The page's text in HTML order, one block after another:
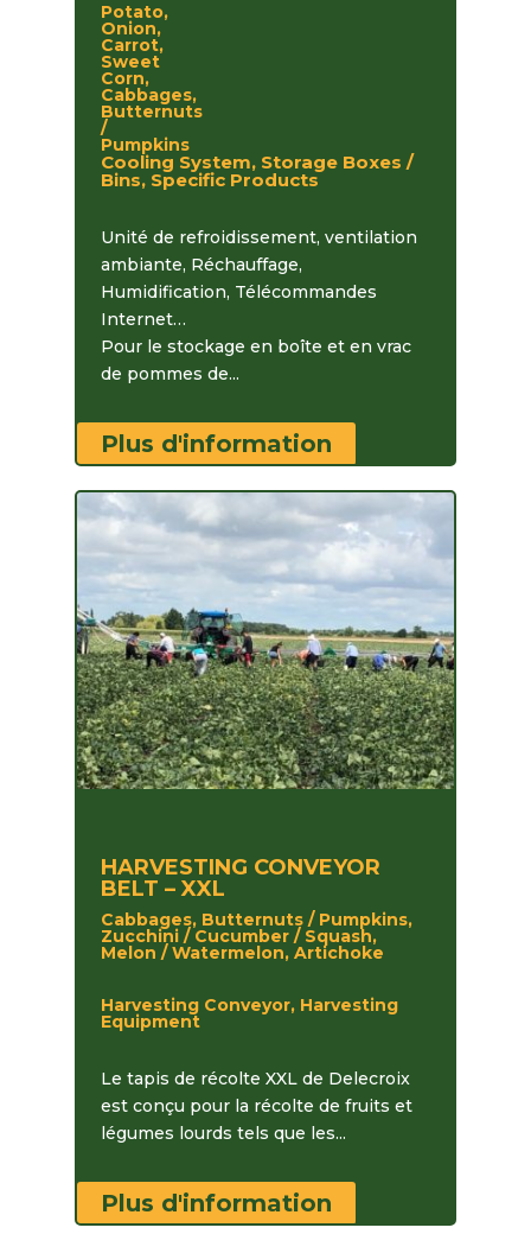
Potato,
Onion,
Carrot,
Sweet
Corn,
Cabbages,
Butternuts
/
Pumpkins
Cooling System, Storage Boxes /
Bins, Specific Products
Unité de refroidissement, ventilation
ambiante, Réchauffage,
Humidification, Télécommandes
Internet…
Pour le stockage en boîte et en vrac
de pommes de...
Plus d'information
HARVESTING CONVEYOR
BELT – XXL
Cabbages, Butternuts / Pumpkins,
Zucchini / Cucumber / Squash,
Melon / Watermelon, Artichoke
Harvesting Conveyor, Harvesting
Equipment
Le tapis de récolte XXL de Delecroix
est conçu pour la récolte de fruits et
légumes lourds tels que les...
Plus d'information